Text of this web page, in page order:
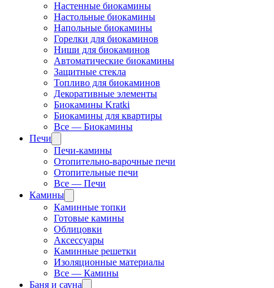
Настенные биокамины
Настольные биокамины
Напольные биокамины
Горелки для биокаминов
Ниши для биокаминов
Автоматические биокамины
Защитные стекла
Топливо для биокаминов
Декоративные элементы
Биокамины Kratki
Биокамины для квартиры
Все — Биокамины
Печи
Печи-камины
Отопительно-варочные печи
Отопительные печи
Все — Печи
Камины
Каминные топки
Готовые камины
Облицовки
Аксессуары
Каминные решетки
Изоляционные материалы
Все — Камины
Баня и сауна